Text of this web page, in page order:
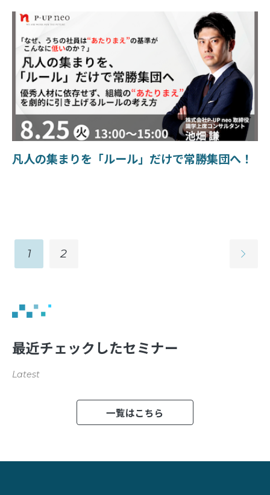
凡人の集まりを「ルール」だけで常勝集団へ！
1 2
最近チェックしたセミナー
Latest
一覧はこちら